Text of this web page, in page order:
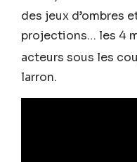
des jeux d’ombres
projections… les 4
acteurs sous les
larron.